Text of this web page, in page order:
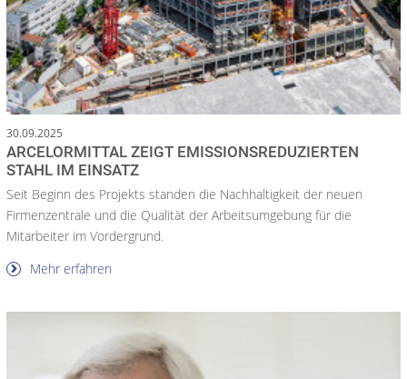
30.09.2025
ARCELORMITTAL ZEIGT EMISSIONSREDUZIERTEN
STAHL IM EINSATZ
Seit Beginn des Projekts standen die Nachhaltigkeit der neuen
Firmenzentrale und die Qualität der Arbeitsumgebung für die
Mitarbeiter im Vordergrund.
Mehr erfahren